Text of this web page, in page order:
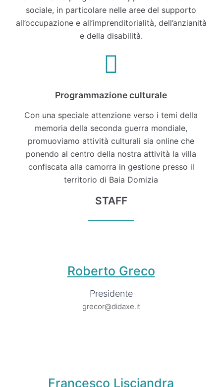
sociale, in particolare nelle aree del supporto
all’occupazione e all’imprenditorialità, dell’anzianità
e della disabilità.
Programmazione culturale​
Con una speciale attenzione verso i temi della
memoria della seconda guerra mondiale,
promuoviamo attività culturali sia online che
ponendo al centro della nostra attività la villa
confiscata alla camorra in gestione presso il
territorio di Baia Domizia
STAFF
Roberto Greco
Presidente
grecor@didaxe.it
Francesco Lisciandra